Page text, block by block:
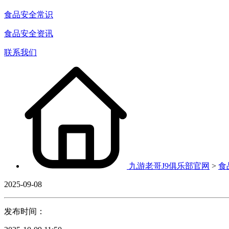
食品安全常识
食品安全资讯
联系我们
九游老哥J9俱乐部官网 > 食
2025-09-08
发布时间：